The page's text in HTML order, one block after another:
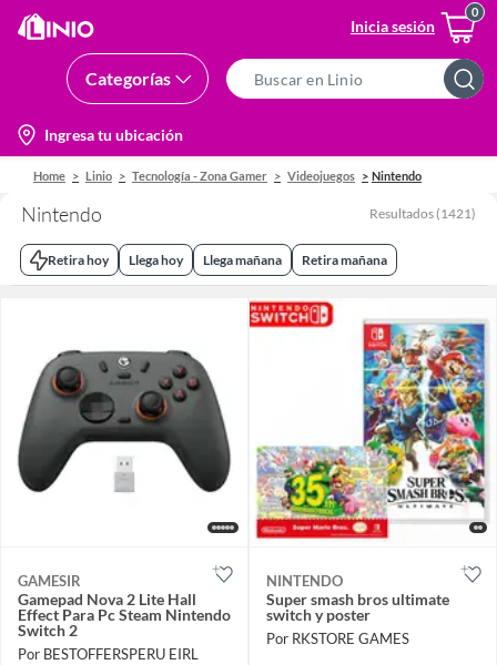
Inicia sesión
Categorías
Bar
location-
icon
Ingresa tu ubicación
Home Linio Tecnología - Zona Gamer Videojuegos Nintendo
Nintendo Resultados (1421)
Retira hoy Llega hoy Llega mañana Retira mañana
GAMESIR
Gamepad Nova 2 Lite Hall
Effect Para Pc Steam Nintendo
Switch 2
Por BESTOFFERSPERU EIRL
NINTENDO
Super smash bros ultimate
switch y poster
Por RKSTORE GAMES